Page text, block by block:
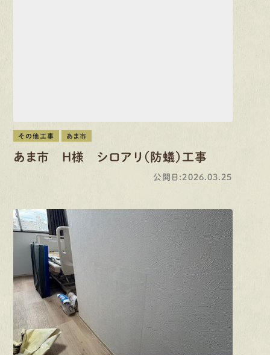
その他工事 あま市
あま市 H様 シロアリ（防蟻）工事
公開日:2026.03.25